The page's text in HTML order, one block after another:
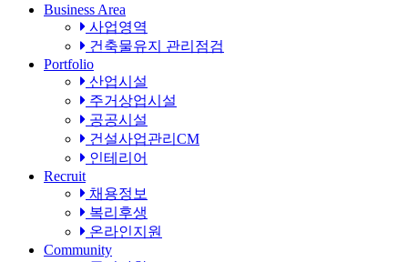
Business Area
사업영역
건축물유지 관리점검
Portfolio
산업시설
주거상업시설
공공시설
건설사업관리CM
인테리어
Recruit
채용정보
복리후생
온라인지원
Community